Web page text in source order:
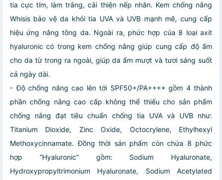
tia cực tím, làm trắng, cải thiện nếp nhăn. Kem chống nắng
Whisis bảo vệ da khỏi tia UVA và UVB mạnh mẽ, cung cấp
hiệu ứng nâng tông da. Ngoài ra, phức hợp của 8 loại axit
hyaluronic có trong kem chống nắng giúp cung cấp độ ẩm
cho da từ trong ra ngoài, giúp da ẩm mượt và tươi sáng suốt
cả ngày dài.
- Độ chống nắng cao lên tới SPF50+/PA++++ gồm 4 thành
phần chống nắng cao cấp không thể thiếu cho sản phẩm
chống nắng đạt tiêu chuẩn chống tia UVA và UVB như:
Titanium Dioxide, Zinc Oxide, Octocrylene, Ethylhexyl
Methoxycinnamate. Đồng thời sản phẩm còn chứa 8 phức
hợp “Hyaluronic” gồm: Sodium Hyaluronate,
Hydroxypropyltrimonium Hyaluronate, Sodium Acetylated